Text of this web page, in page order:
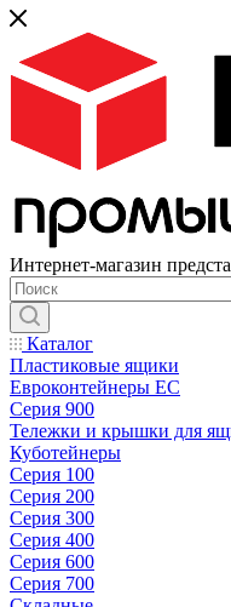
Интернет-магазин
Каталог
Пластиковые ящики
Евроконтейнеры ЕС
Серия 900
Тележки и крышки для
Куботейнеры
Серия 100
Серия 200
Серия 300
Серия 400
Серия 600
Серия 700